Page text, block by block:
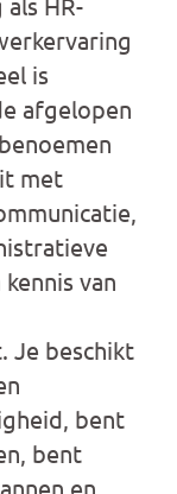
is
afgelopen
met
van
Je beschikt
bent
bent
en